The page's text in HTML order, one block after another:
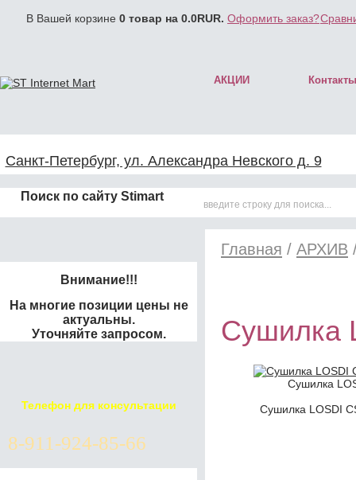
В Вашей корзине 0 товар на 0.0RUR. Оформить заказ?
АКЦИИ Контакты
Санкт-Петербург, ул. Александра Невского д. 9
Поиск по сайту Stimart
Внимание!!!
На многие позиции цены не
актуальны.
Уточняйте запросом.
Телефон для консультации
8-911-924-85-66
Главная / АРХИВ
Сушилка
Сушилка
Сушилка LOSDI